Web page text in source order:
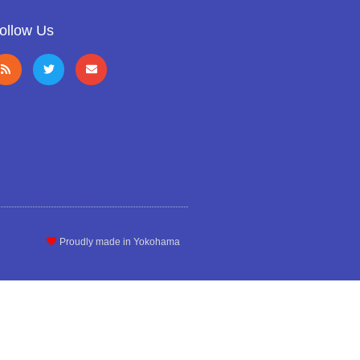
Us
Proudly made in Yokohama